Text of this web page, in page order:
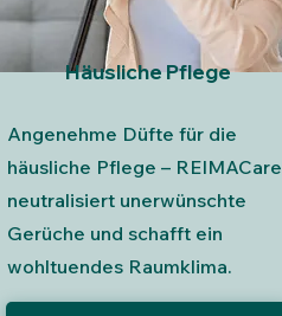
Häusliche Pflege
Angenehme Düfte für die
häusliche Pflege – REIMACare
neutralisiert unerwünschte
Gerüche und schafft ein
wohltuendes Raumklima.